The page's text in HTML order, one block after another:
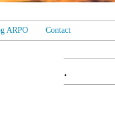
ARPO Contact
.